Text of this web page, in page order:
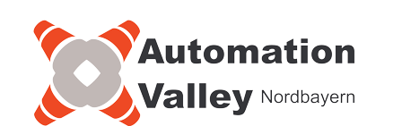
Inhalt
springen